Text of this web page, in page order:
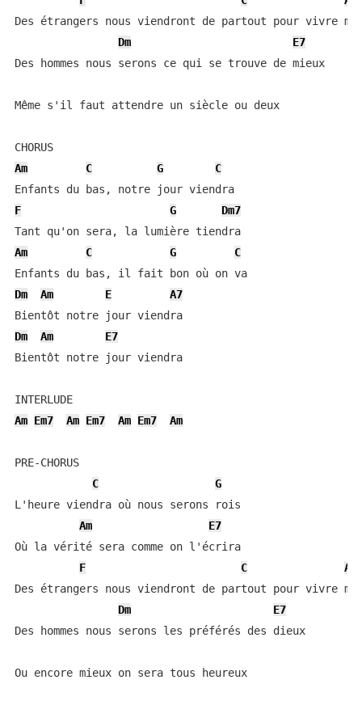
Des étrangers nous viendront de partout pour vivre
Dm
E7
Des hommes nous serons ce qui se trouve de mieux
Même s'il faut attendre un siècle ou deux
CHORUS
Am
C G
C
Enfants du bas, notre jour viendra
F
G
Dm7
Tant qu'on sera, la lumière tiendra
Am
C G
C
Enfants du bas, il fait bon où on va
Dm
Am E
A7
Bientôt notre jour viendra
Dm
Am
E7
Bientôt notre jour viendra
INTERLUDE
Am Em7 Am Em7 Am Em7 Am
PRE-CHORUS
C
G
L'heure viendra où nous serons rois
Am
E7
Où la vérité sera comme on l'écrira
F
C
Am
Des étrangers nous viendront de partout pour vivre
Dm
E7
Des hommes nous serons les préférés des dieux
Ou encore mieux on sera tous heureux